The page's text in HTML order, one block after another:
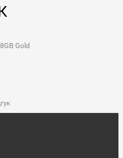
Gold